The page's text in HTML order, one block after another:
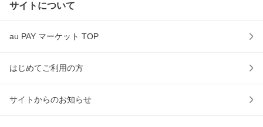
サイトについて
au PAY マーケット TOP
はじめてご利用の方
サイトからのお知らせ